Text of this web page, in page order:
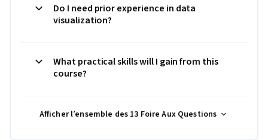
Do I need prior experience in data
visualization?
What practical skills will I gain from this
course?
Afficher l’ensemble des 13 Foire Aux Questions